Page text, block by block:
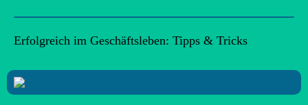
Erfolgreich im Geschäftsleben: Tipps & Tricks